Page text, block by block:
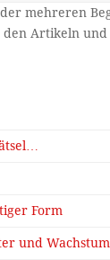
Form
und Wachstum